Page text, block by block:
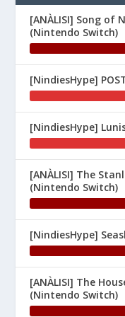
Nintenhype.Cat
1m
El món dels
Nintendo:
[ANÀLISI] Song of
(Nintendo Switch)
[NindiesHype]
[NindiesHype]
[ANÀLISI] The
(Nintendo Switch)
[NindiesHype]
[ANÀLISI] The
(Nintendo Switch)